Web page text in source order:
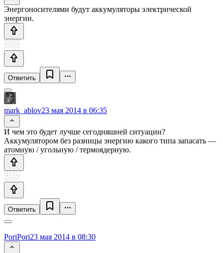
Энергоносителями будут аккумуляторы электрической
энергии.
Ответить
mark_ablov23 мая 2014 в 06:35
И чем это будет лучше сегодняшней ситуации?
Аккумулятором без разницы энергию какого типа запасать —
атомную / угольную / термоядерную.
Ответить
PoriPori23 мая 2014 в 08:30